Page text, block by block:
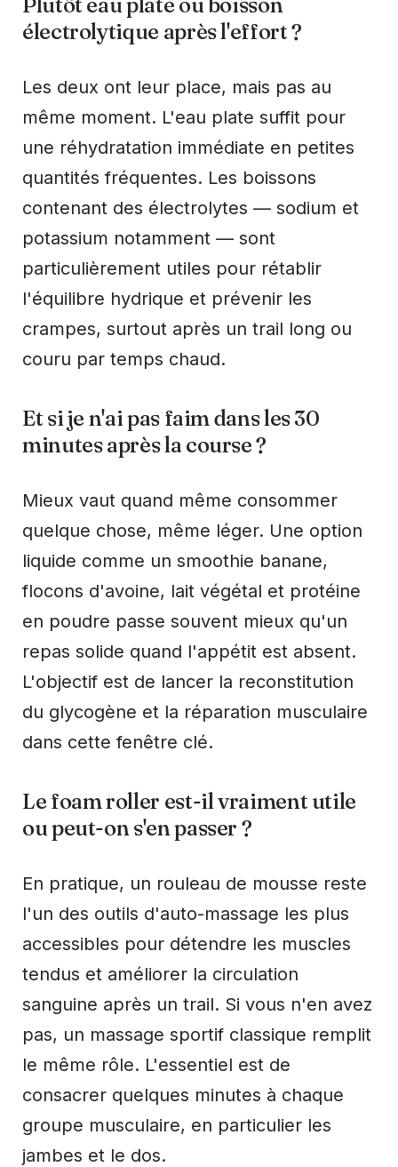
électrolytique après l'effort ?
Les deux ont leur place, mais pas au
même moment. L'eau plate suffit pour
une réhydratation immédiate en petites
quantités fréquentes. Les boissons
contenant des électrolytes — sodium et
potassium notamment — sont
particulièrement utiles pour rétablir
l'équilibre hydrique et prévenir les
crampes, surtout après un trail long ou
couru par temps chaud.
Et si je n'ai pas faim dans les 30
minutes après la course ?
Mieux vaut quand même consommer
quelque chose, même léger. Une option
liquide comme un smoothie banane,
flocons d'avoine, lait végétal et protéine
en poudre passe souvent mieux qu'un
repas solide quand l'appétit est absent.
L'objectif est de lancer la reconstitution
du glycogène et la réparation musculaire
dans cette fenêtre clé.
Le foam roller est-il vraiment utile
ou peut-on s'en passer ?
En pratique, un rouleau de mousse reste
l'un des outils d'auto-massage les plus
accessibles pour détendre les muscles
tendus et améliorer la circulation
sanguine après un trail. Si vous n'en avez
pas, un massage sportif classique remplit
le même rôle. L'essentiel est de
consacrer quelques minutes à chaque
groupe musculaire, en particulier les
jambes et le dos.